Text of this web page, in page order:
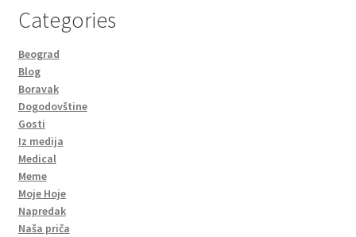
Categories
Beograd
Blog
Boravak
Dogodovštine
Gosti
Iz medija
Medical
Meme
Moje Hoje
Napredak
Naša priča